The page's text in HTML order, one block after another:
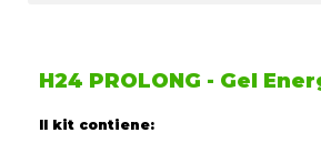
H24 PROLONG - Gel
Il kit contiene: